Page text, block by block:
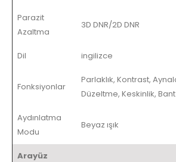
Parazit
Azaltma
3D DNR/2D DNR
Dil ingilizce
Fonksiyonlar
Parlaklık, Kontrast,
Düzeltme, Keskinlik,
Aydınlatma
Modu
Beyaz ışık
Arayüz